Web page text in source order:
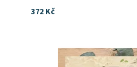
372 Kč
Dostupnost: Skladem